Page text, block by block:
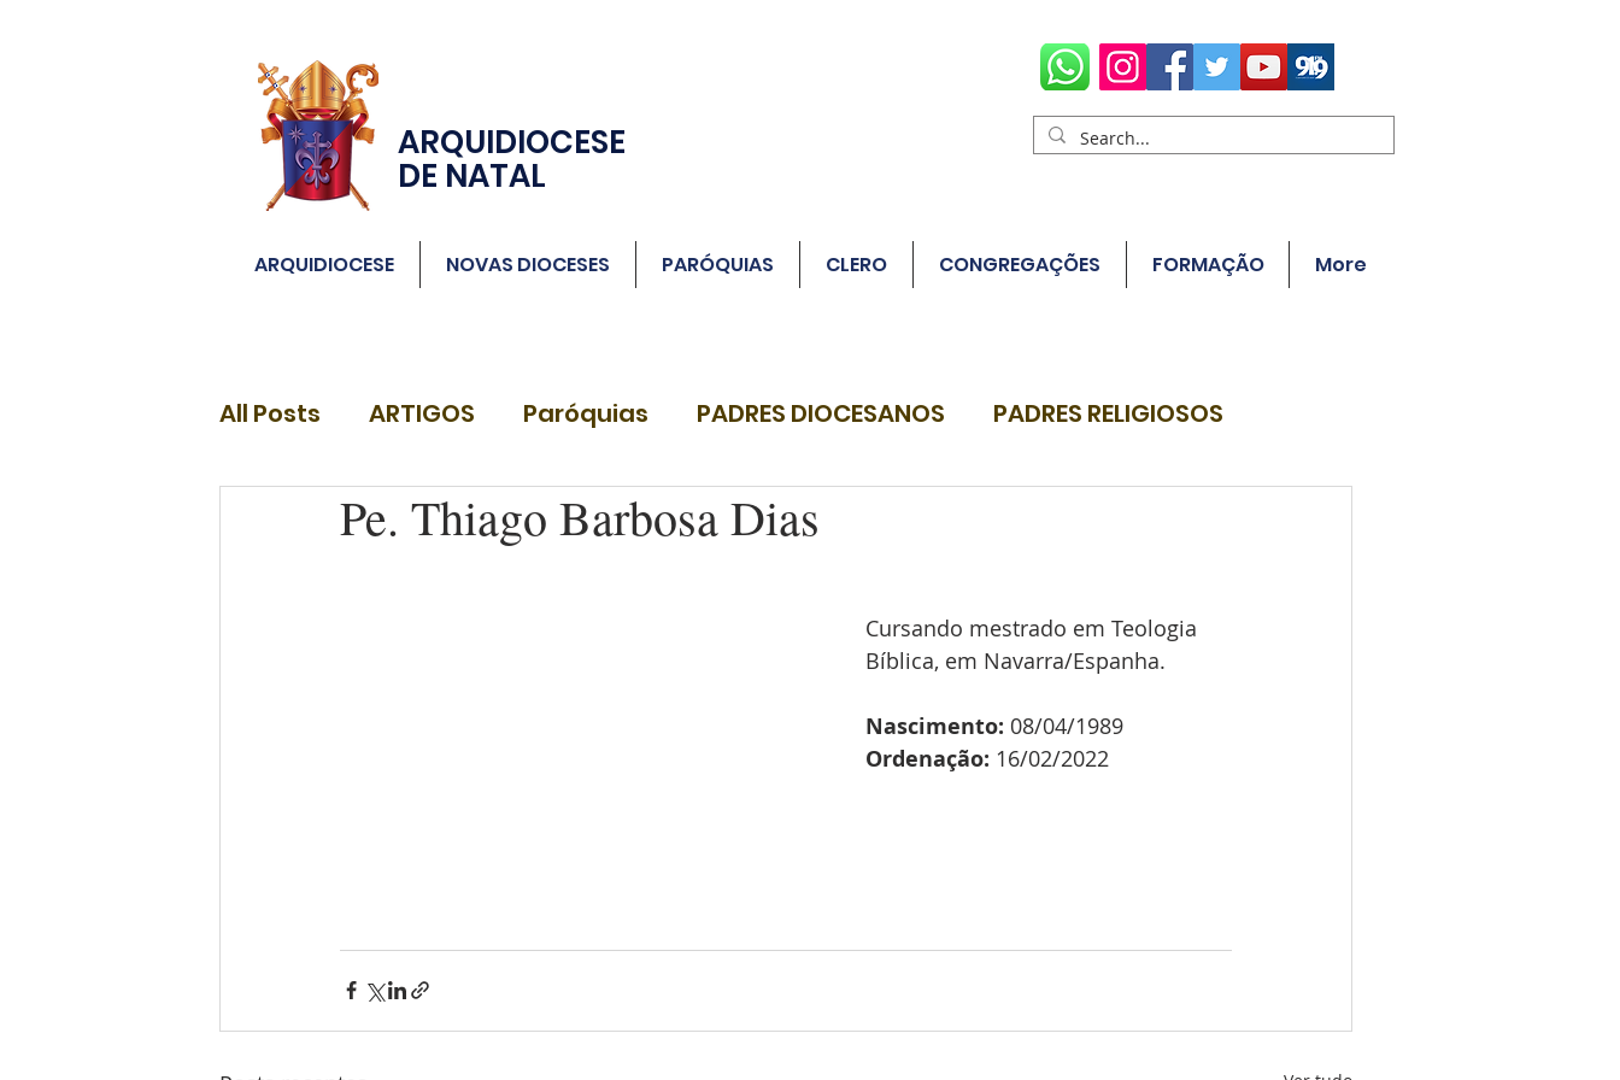
ARQUIDIOCESE
DE NATAL
ARQUIDIOCESE NOVAS DIOCESES PARÓQUIAS CLERO CONGREGAÇÕES FORMAÇÃO More
All Posts ARTIGOS Paróquias PADRES DIOCESANOS PADRES RELIGIOSOS
DIÁCONOSPe. Thiago Barbosa Dias
Cursando mestrado em Teologia
Bíblica, em Navarra/Espanha.
Nascimento: 08/04/1989
Ordenação: 16/02/2022